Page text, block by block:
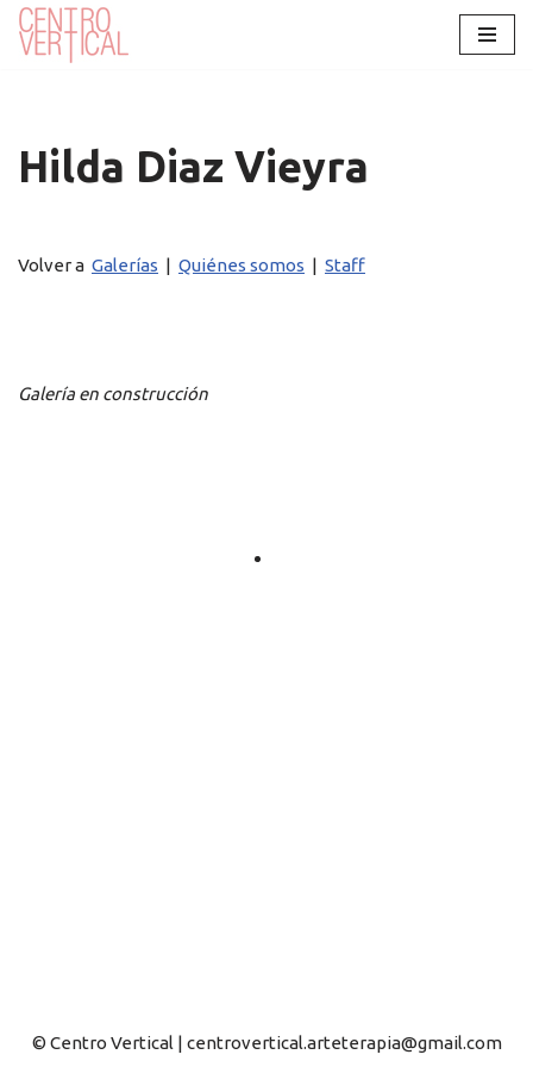
Hilda Diaz Vieyra
Volver a Galerías | Quiénes somos | Staff
Galería en construcción
© Centro Vertical | centrovertical.arteterapia@gmail.com